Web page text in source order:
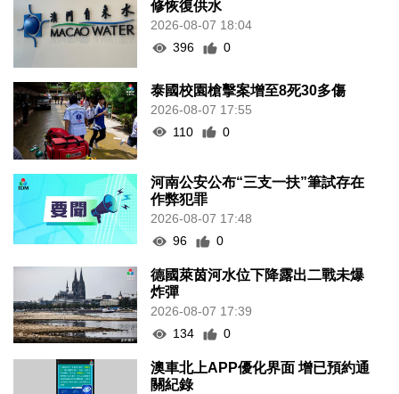
修恢復供水
2026-08-07 18:04
396
0
泰國校園槍擊案增至8死30多傷
2026-08-07 17:55
110
0
河南公安公布“三支一扶”筆試存在
作弊犯罪
2026-08-07 17:48
96
0
德國萊茵河水位下降露出二戰未爆
炸彈
2026-08-07 17:39
134
0
澳車北上APP優化界面 增已預約通
關紀錄